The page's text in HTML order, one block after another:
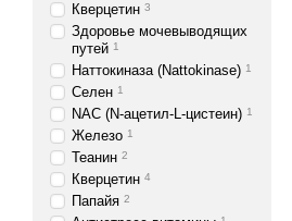
Кверцетин 3
Здоровье мочевыводящих
путей 1
Наттокиназа (Nattokinase) 1
Селен 1
NAC (N-ацетил-L-цистеин) 1
Железо 1
Теанин 2
Кверцетин 4
Папайя 2